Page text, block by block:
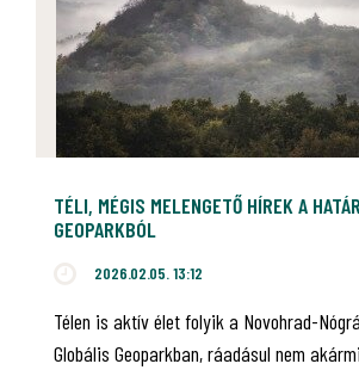
TÉLI, MÉGIS MELENGETŐ HÍREK A
GEOPARKBÓL
2026.02.05. 13:12
Télen is aktív élet folyik a Novohrad-
Globális Geoparkban, ráadásul nem